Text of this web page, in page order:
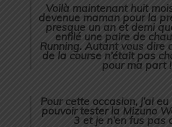
Voilà maintenant huit
devenue maman pour la
presque un an et demi
enfilé une paire de
Running. Autant vous dire
de la course n’était pas
pour ma part !
Pour cette occasion, j’ai
pouvoir tester la Mizuno
3 et je n’en fus pas